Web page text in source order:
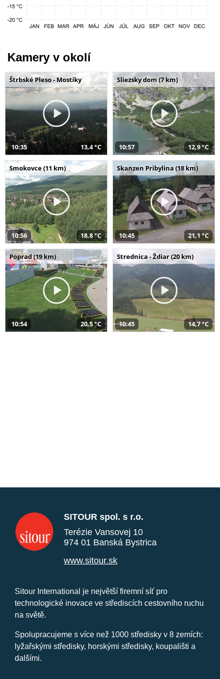
Kamery v okolí
Štrbské Pleso - Mostíky
10:35 13,4 °C
Sliezsky dom (7 km)
10:57 12,9 °C
Smokovce (11 km)
10:56 18,8 °C
Skanzen Pribylina (18 km)
10:45 21,1 °C
Poprad (19 km)
10:54 20,5 °C
Strednica - Ždiar (20 km)
10:45 14,7 °C
SITOUR spol. s r.o.
Terézie Vansovej 10
974 01 Banská Bystrica
www.sitour.sk
Sitour International je největší firemní síť pro
technologické inovace ve střediscích cestovního ruchu
na světě.
Spolupracujeme s více než 1000 středisky v 8 zemích:
lyžařskými středisky, horskými středisky, koupališti a
dalšími.